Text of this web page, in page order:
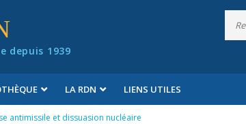
depuis 1939
LA RDN LIENS UTILES
antimissile et dissuasion nucléaire